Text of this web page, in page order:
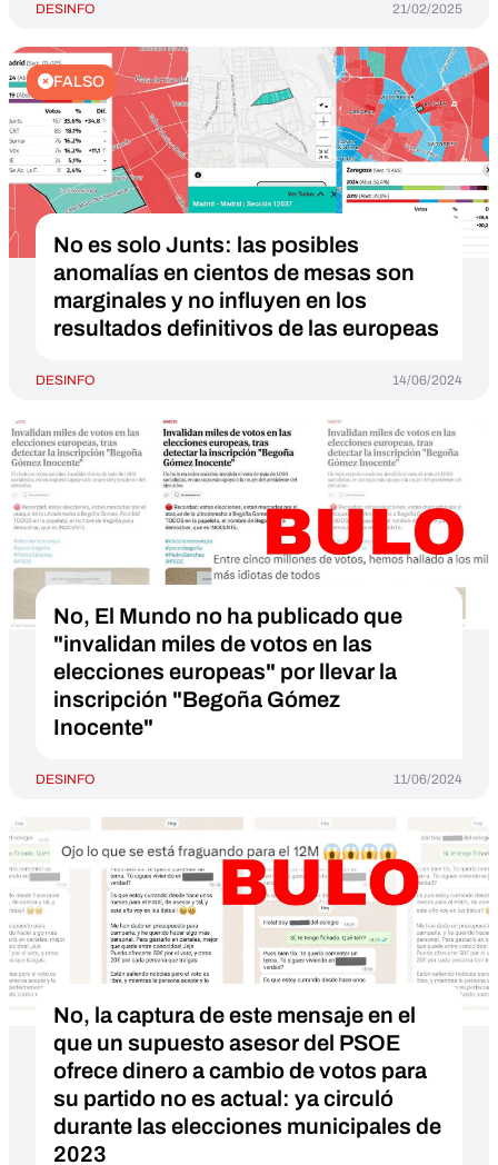
DESINFO 21/02/2025
FALSO
No es solo Junts: las posibles
anomalías en cientos de mesas son
marginales y no influyen en los
resultados definitivos de las europeas
DESINFO 14/06/2024
No, El Mundo no ha publicado que
"invalidan miles de votos en las
elecciones europeas" por llevar la
inscripción "Begoña Gómez
Inocente"
DESINFO 11/06/2024
No, la captura de este mensaje en el
que un supuesto asesor del PSOE
ofrece dinero a cambio de votos para
su partido no es actual: ya circuló
durante las elecciones municipales de
2023